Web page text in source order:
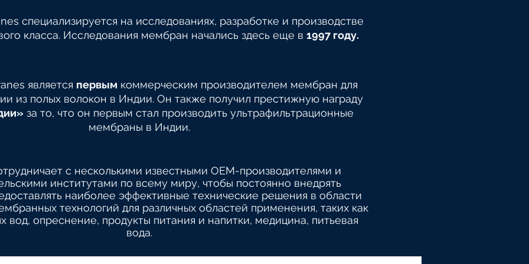
специализируется на исследованиях, разработке и производстве
класса. Исследования мембран начались здесь еще в 1997 году.
является первым коммерческим производителем мембран для
из полых волокон в Индии. Он также получил престижную награду
за то, что он первым стал производить ультрафильтрационные
мембраны в Индии.
с несколькими известными OEM-производителями и
институтами по всему миру, чтобы постоянно внедрять
наиболее эффективные технические решения в области
технологий для различных областей применения, таких как
вод, опреснение, продукты питания и напитки, медицина, питьевая
вода.